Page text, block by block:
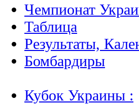
Чемпионат
Таблица
Результаты,
Бомбардиры
Кубок Украины :